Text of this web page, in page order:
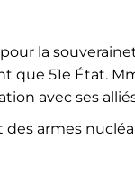
la
que 51e État.
avec ses
armes